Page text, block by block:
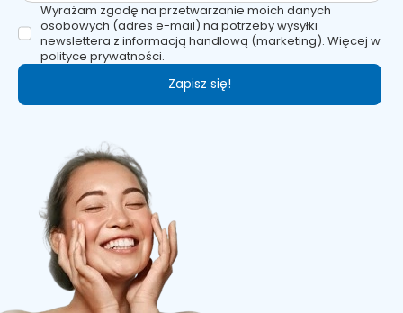
Wyrażam zgodę na przetwarzanie moich danych
osobowych (adres e-mail) na potrzeby wysyłki
newslettera z informacją handlową (marketing). Więcej w
polityce prywatności.
Zapisz się!